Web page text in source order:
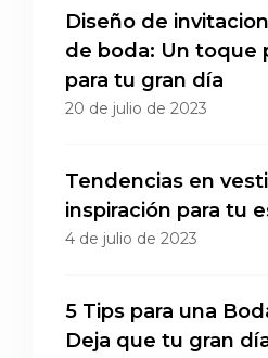
Diseño de
de boda: Un toque
para tu gran día
20 de julio de 2023
Tendencias en
inspiración para tu
4 de julio de 2023
5 Tips para una
Deja que tu gran